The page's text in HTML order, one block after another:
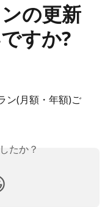
の更新
すか?
ン(月額・年額)ご
たか？